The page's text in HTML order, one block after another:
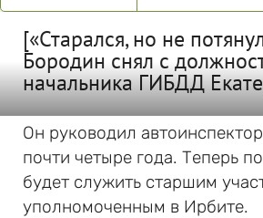
[«Старался, но не
Бородин снял с
начальника ГИБДД
Он руководил
почти четыре года. Теперь
будет служить старшим
уполномоченным в Ирбите.